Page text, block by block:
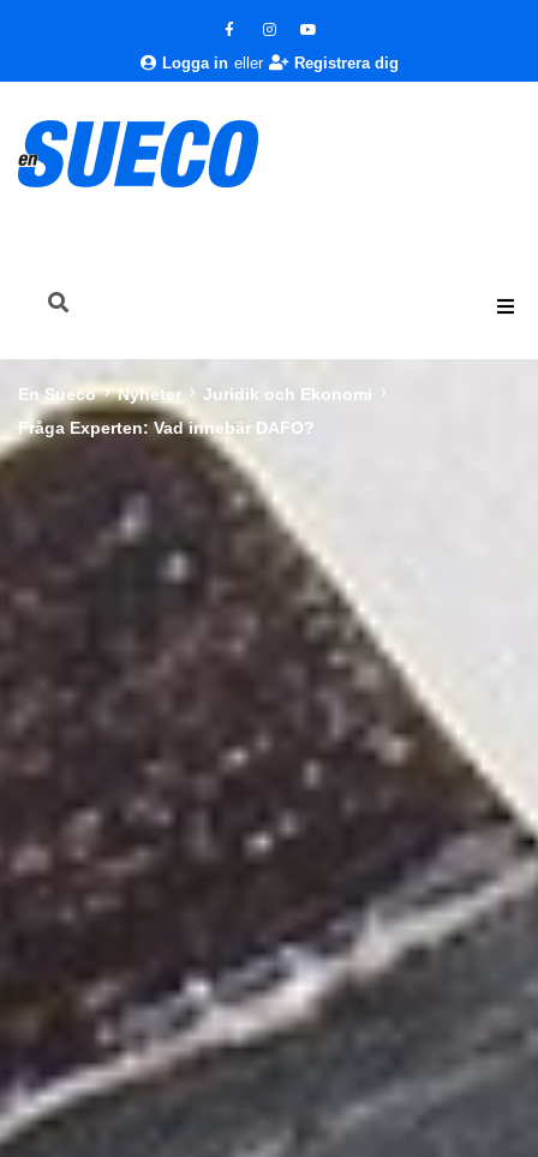
Logga in eller Registrera dig
En Sueco Nyheter
Juridik och Ekonomi
Fråga Experten: Vad innebär DAFO?